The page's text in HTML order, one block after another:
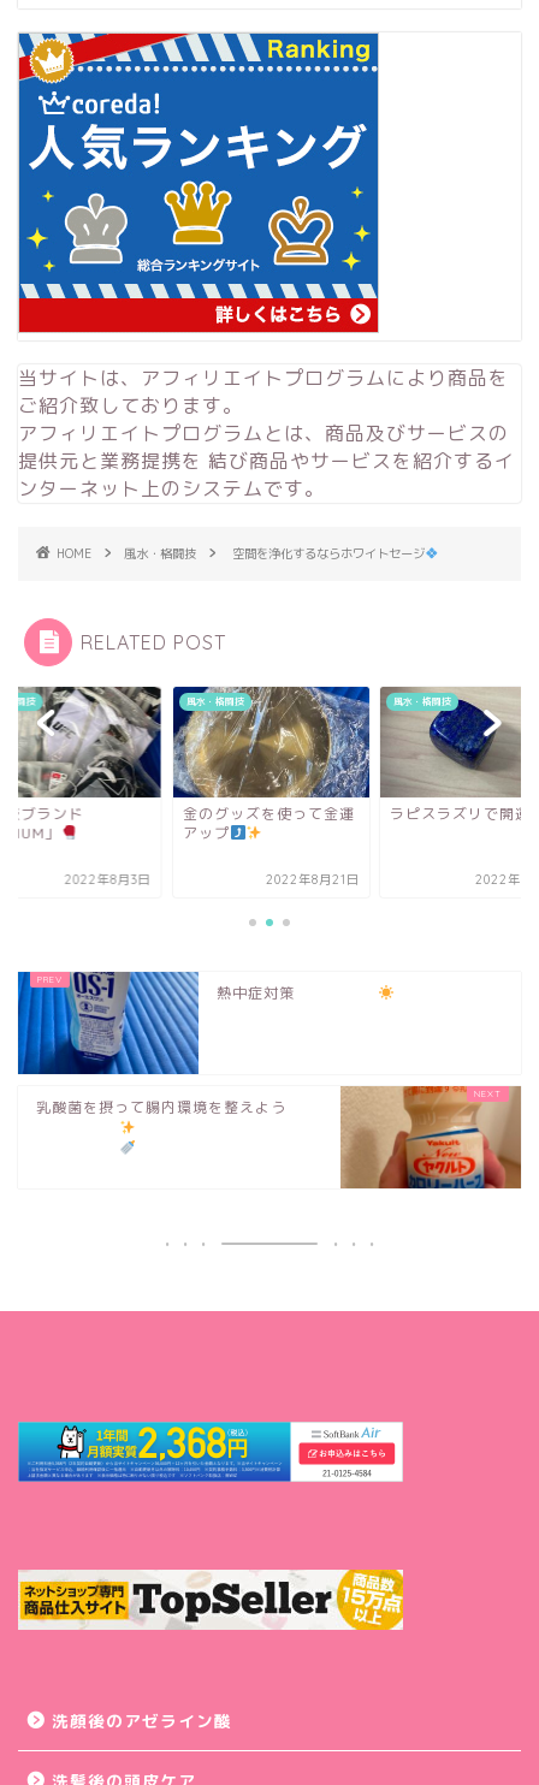
当サイトは、アフィリエイトプログラムにより商品を
ご紹介致しております。
アフィリエイトプログラムとは、商品及びサービスの
提供元と業務提携を 結び商品やサービスを紹介するイ
ンターネット上のシステムです。
HOME 風水・格闘技 空間を浄化するならホワイトセージ
RELATED POST
格闘技
技ブランド
」
2022年8月3日
風水・格闘技
金のグッズを使って金運
アップ
2022年8月21日
風水・格闘技
ラピスラズリで開運
2022年11
熱中症対策
乳酸菌を摂って腸内環境を整えよう
洗顔後のアゼライン酸